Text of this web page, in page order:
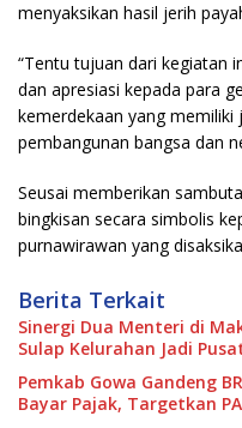
menyaksikan hasil jerih
“Tentu tujuan dari kegiatan
dan apresiasi kepada para
kemerdekaan yang
pembangunan bangsa dan
Seusai memberikan
bingkisan secara simbolis
purnawirawan yang
Berita Terkait
Sinergi Dua Menteri di
Sulap Kelurahan Jadi
Pemkab Gowa Gandeng
Bayar Pajak, Targetkan